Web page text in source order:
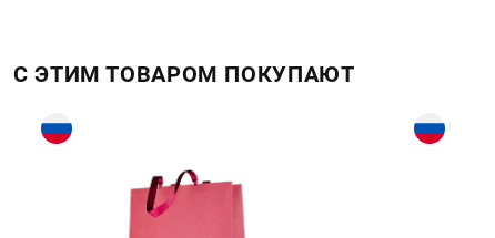
С ЭТИМ ТОВАРОМ ПОКУПАЮТ